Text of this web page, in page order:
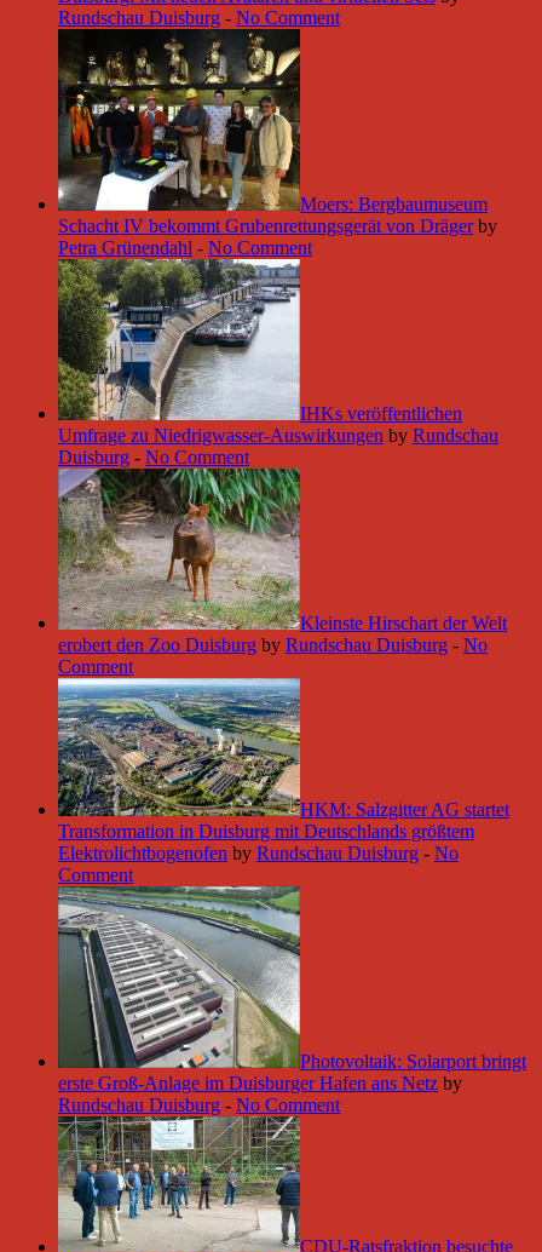
Rundschau Duisburg - No Comment
Moers: Bergbaumuseum
Schacht IV bekommt Grubenrettungsgerät von Dräger by
Petra Grünendahl - No Comment
IHKs veröffentlichen
Umfrage zu Niedrigwasser-Auswirkungen by Rundschau
Duisburg - No Comment
Kleinste Hirschart der Welt
erobert den Zoo Duisburg by Rundschau Duisburg - No
Comment
HKM: Salzgitter AG startet
Transformation in Duisburg mit Deutschlands größtem
Elektrolichtbogenofen by Rundschau Duisburg - No
Comment
Photovoltaik: Solarport bringt
erste Groß-Anlage im Duisburger Hafen ans Netz by
Rundschau Duisburg - No Comment
CDU-Ratsfraktion besuchte